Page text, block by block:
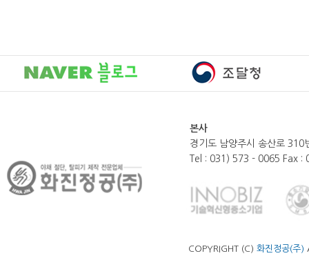
본사
경기도 남양주시 송산로 310
Tel : 031) 573 - 0065 Fax
COPYRIGHT (C)화진정공(주)